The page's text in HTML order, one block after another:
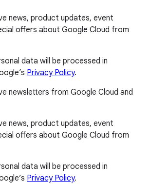
news, product updates, event
offers about Google Cloud from
data will be processed in
Privacy Policy.
newsletters from Google Cloud and
news, product updates, event
offers about Google Cloud from
data will be processed in
Privacy Policy.